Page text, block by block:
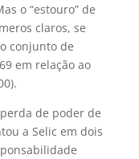
o “estouro” de
claros, se
conjunto de
em relação ao
de poder de
a Selic em dois